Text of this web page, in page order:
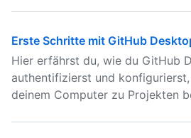
Erste Schritte mit GitHub
Hier erfährst du, wie du GitHub
authentifizierst und
deinem Computer zu Projekten